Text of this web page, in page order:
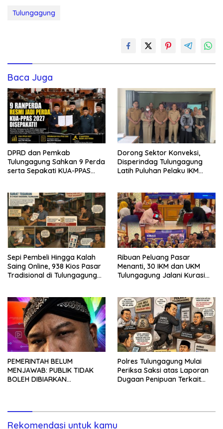
Tulungagung
Baca Juga
DPRD dan Pemkab
Tulungagung Sahkan 9 Perda
serta Sepakati KUA-PPAS
Dorong Sektor Konveksi,
Disperindag Tulungagung
Latih Puluhan Pelaku IKM
Sepi Pembeli Hingga Kalah
Saing Online, 938 Kios Pasar
Tradisional di Tulungagung
Ribuan Peluang Pasar
Menanti, 30 IKM dan UKM
Tulungagung Jalani Kurasi
PEMERINTAH BELUM
MENJAWAB: PUBLIK TIDAK
BOLEH DIBIARKAN
Polres Tulungagung Mulai
Periksa Saksi atas Laporan
Dugaan Penipuan Terkait
Rekomendasi untuk kamu